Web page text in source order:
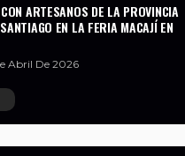
ARTESANOS DE LA PROVINCIA
EN LA FERIA MACAJÍ EN
Abril De 2026